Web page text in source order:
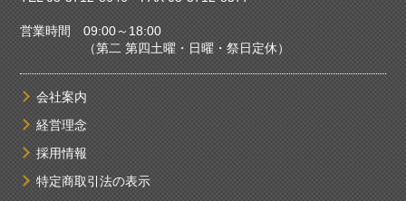
営業時間 09:00～18:00
（第二 第四土曜・日曜・祭日定休）
会社案内
経営理念
採用情報
特定商取引法の表示